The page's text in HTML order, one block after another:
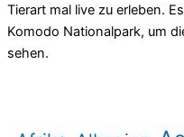
Tierart mal live zu erleben.
Komodo Nationalpark, um
sehen.